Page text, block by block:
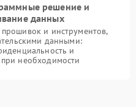
решение и
данных
и инструментов,
данными:
и
необходимости